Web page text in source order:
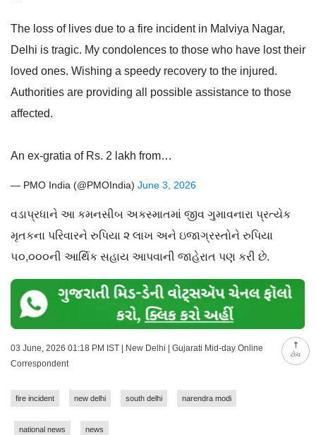
ટોચ
The loss of lives due to a fire incident in Malviya Nagar,
Delhi is tragic. My condolences to those who have lost their
loved ones. Wishing a speedy recovery to the injured.
Authorities are providing all possible assistance to those
affected.
An ex-gratia of Rs. 2 lakh from…
— PMO India (@PMOIndia) June 3, 2026
વડાપ્રધાને આ કમનસીબ અકસ્માતમાં જીવ ગુમાવનારા પ્રત્યેક
મૃતકના પરિવારને રુપિયા ૨ લાખ અને ઇજાગ્રસ્તોને રુપિયા
૫૦,૦૦૦ની આર્થિક સહાય આપવાની જાહેરાત પણ કરી છે.
03 June, 2026 01:18 PM IST | New Delhi | Gujarati Mid-day Online
Correspondent
fire incident new delhi south delhi narendra modi
national news news